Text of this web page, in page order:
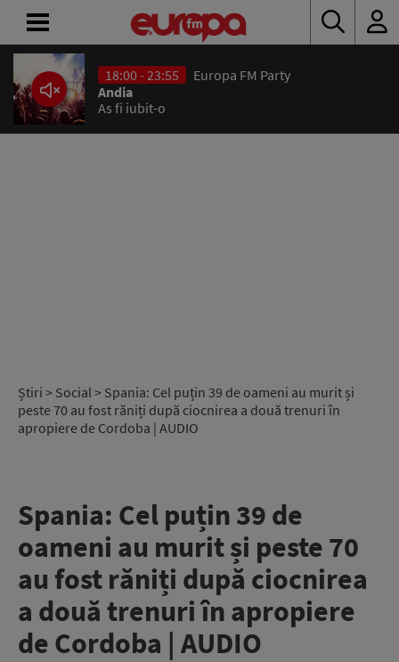
18:00 - 23:55
Europa FM Party
Andia
As fi iubit-o
Știri > Social> Spania: Cel puțin 39 de oameni au murit și
peste 70 au fost răniți după ciocnirea a două trenuri în
apropiere de Cordoba | AUDIO
Spania: Cel puțin 39 de
oameni au murit și peste 70
au fost răniți după ciocnirea
a două trenuri în apropiere
de Cordoba | AUDIO
ACASĂ
ȘTIRI